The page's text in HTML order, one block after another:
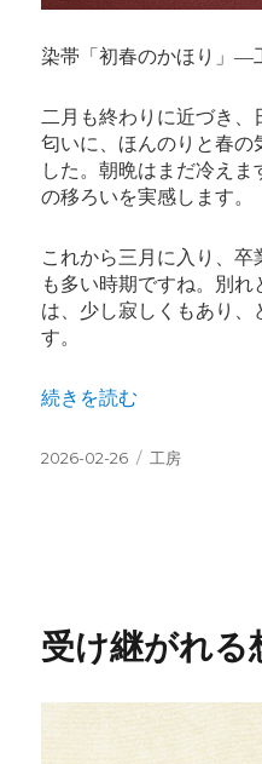
染帯「初春のかほり」
二月も終わりに近づき
匂いに、ほんのりと春の
した。朝晩はまだ冷え
の移ろいを実感します。
これから三月に入り、
も多い時期ですね。別
は、少し寂しくもあり、
す。
“季節の移ろい” の
続きを読む
投
2026-02-26
カ
工房
受け継がれる